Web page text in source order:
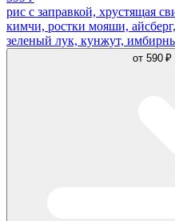
рис с заправкой, хрустящая
кимчи, ростки мояши,
зеленый лук, кунжут,
от 590 ₽